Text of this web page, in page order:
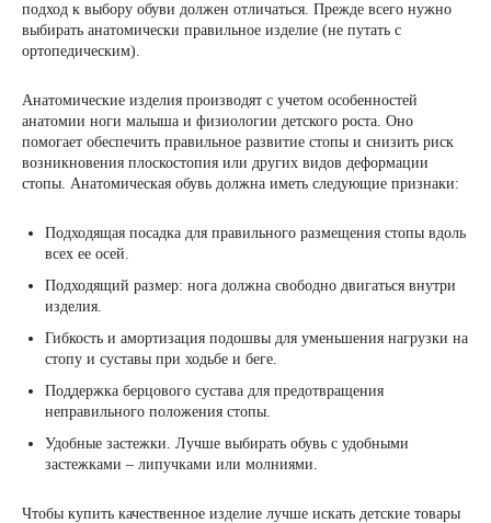
подход к выбору обуви должен отличаться. Прежде всего нужно
выбирать анатомически правильное изделие (не путать с
ортопедическим).
Анатомические изделия производят с учетом особенностей
анатомии ноги малыша и физиологии детского роста. Оно
помогает обеспечить правильное развитие стопы и снизить риск
возникновения плоскостопия или других видов деформации
стопы. Анатомическая обувь должна иметь следующие признаки:
Подходящая посадка для правильного размещения стопы вдоль
всех ее осей.
Подходящий размер: нога должна свободно двигаться внутри
изделия.
Гибкость и амортизация подошвы для уменьшения нагрузки на
стопу и суставы при ходьбе и беге.
Поддержка берцового сустава для предотвращения
неправильного положения стопы.
Удобные застежки. Лучше выбирать обувь с удобными
застежками – липучками или молниями.
Чтобы купить качественное изделие лучше искать детские товары